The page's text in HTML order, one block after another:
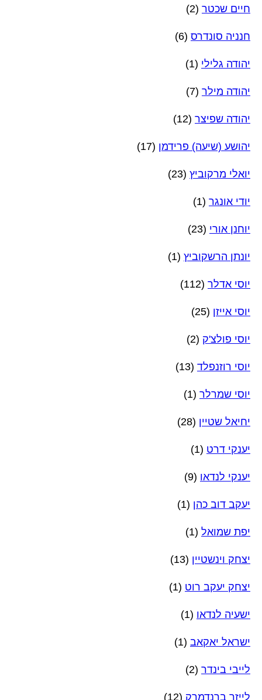
חיים שכטר (2)
חנניה סונדרס (6)
יהודה גלילי (1)
יהודה מילר (7)
יהודה שפיצר (12)
יהושע (שיעה) פרידמן (17)
יואלי מרקוביץ (23)
יודי אונגר (1)
יוחנן אורי (23)
יונתן הרשקוביץ (1)
יוסי אדלר (112)
יוסי אייזן (25)
יוסי פולצ'ק (2)
יוסי רוזנפלד (13)
יוסי שמרלר (1)
יחיאל שטיין (28)
יענקי דרט (1)
יענקי לנדאו (9)
יעקב דוב כהן (1)
יפת שמואל (1)
יצחק וינשטיין (13)
יצחק יעקב רוט (1)
ישעיה לנדאו (1)
ישראל יאקאב (1)
לייבי בינדר (2)
לייזר ברנדמרק (12)